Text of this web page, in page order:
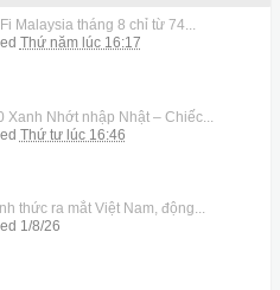
Malaysia tháng 8 chỉ từ 74...
Thứ năm lúc 16:17
Nhớt nhập Nhật – Chiếc...
Thứ tư lúc 16:46
thức ra mắt Việt Nam, động...
1/8/26